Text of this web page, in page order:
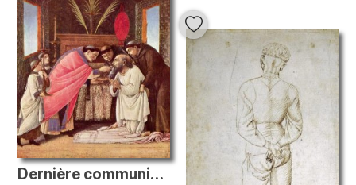
Dernière communion de St Jerome